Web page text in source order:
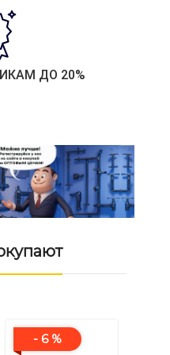
ДО 20%
- 6 %